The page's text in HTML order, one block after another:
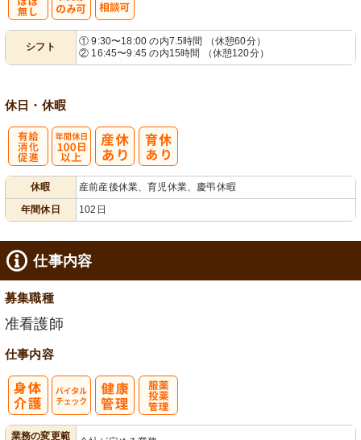
シフト
① 9:30〜18:00 の内7.5時間 （休憩60分）
② 16:45〜9:45 の内15時間 （休憩120分）
休日・休暇
休暇
産前産後休業、育児休業、慶弔休暇
年間休日
102日
仕事内容
募集職種
准看護師
仕事内容
業務の変更範